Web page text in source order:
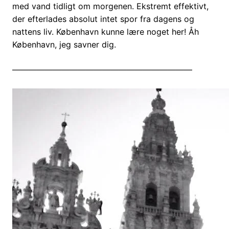
med vand tidligt om morgenen. Ekstremt effektivt,
der efterlades absolut intet spor fra dagens og
nattens liv. København kunne lære noget her! Åh
København, jeg savner dig.
——————————————————————